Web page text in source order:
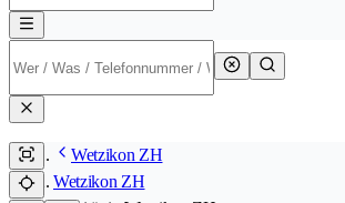
Wetzikon ZH
Wetzikon ZH